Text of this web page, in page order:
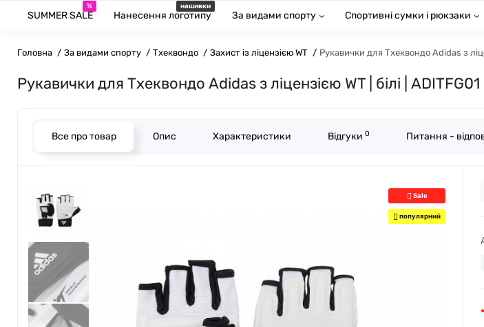
%
SUMMER SALE
нашивки
Нанесення логотипу За видами спорту Спортивні сумки і рюкзаки
Головна За видами спорту Тхеквондо Захист із ліцензією WT Рукавички для Тхеквондо Adidas з
Рукавички для Тхеквондо Adidas з ліцензією WT | білі | ADITFG01
Все про товар Опис Характеристики Відгуки 0 Питання -
Sale
популярний